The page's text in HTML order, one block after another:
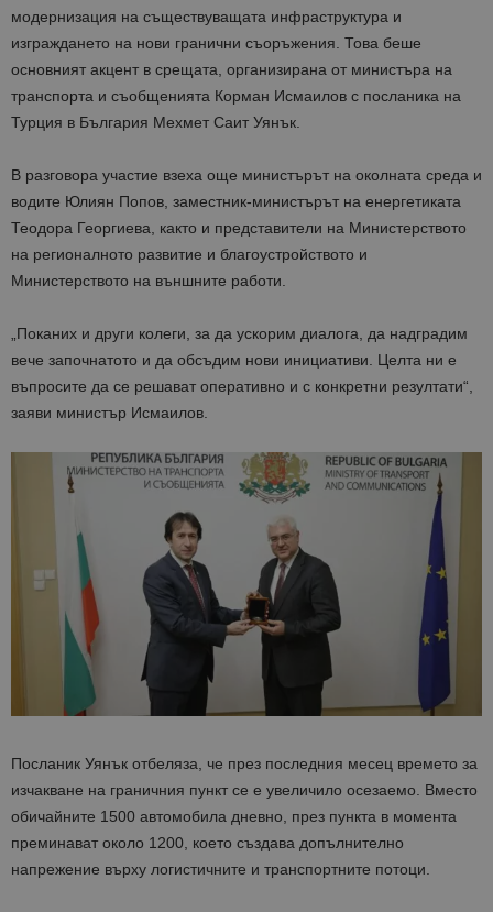
модернизация на съществуващата инфраструктура и
изграждането на нови гранични съоръжения. Това беше
основният акцент в срещата, организирана от министъра на
транспорта и съобщенията Корман Исмаилов с посланика на
Турция в България Мехмет Саит Уянък.
В разговора участие взеха още министърът на околната среда и
водите Юлиян Попов, заместник-министърът на енергетиката
Теодора Георгиева, както и представители на Министерството
на регионалното развитие и благоустройството и
Министерството на външните работи.
„Поканих и други колеги, за да ускорим диалога, да надградим
вече започнатото и да обсъдим нови инициативи. Целта ни е
въпросите да се решават оперативно и с конкретни резултати“,
заяви министър Исмаилов.
Посланик Уянък отбеляза, че през последния месец времето за
изчакване на граничния пункт се е увеличило осезаемо. Вместо
обичайните 1500 автомобила дневно, през пункта в момента
преминават около 1200, което създава допълнително
напрежение върху логистичните и транспортните потоци.